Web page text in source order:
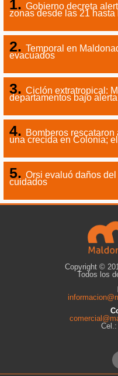
Gobierno decreta
zonas desde las 21
Temporal en
evacuados
Ciclón extratropical:
departamentos bajo
Bomberos
una crecida en Colonia;
Orsi evaluó daños
cuidados
Copyright ©
Todos los
Cel.: